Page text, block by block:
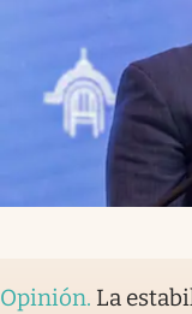
Opinión. La